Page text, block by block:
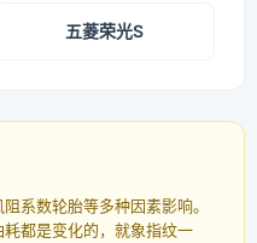
五菱荣光S
系数轮胎等多种因素影响。
都是变化的，就象指纹一